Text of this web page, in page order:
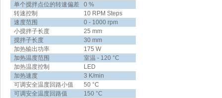
单个搅拌点位的转速偏差
0 %
转速控制
10 RPM Steps
速度范围
0 - 1000 rpm
小搅拌子长度
25 mm
搅拌子长度
30 mm
加热输出功率
175 W
加热温度范围
室温 - 120 °C
加热温度控制
LED
加热速度
3 K/min
可调安全温度回路小值
50 °C
可调安全温度回路值
150 °C